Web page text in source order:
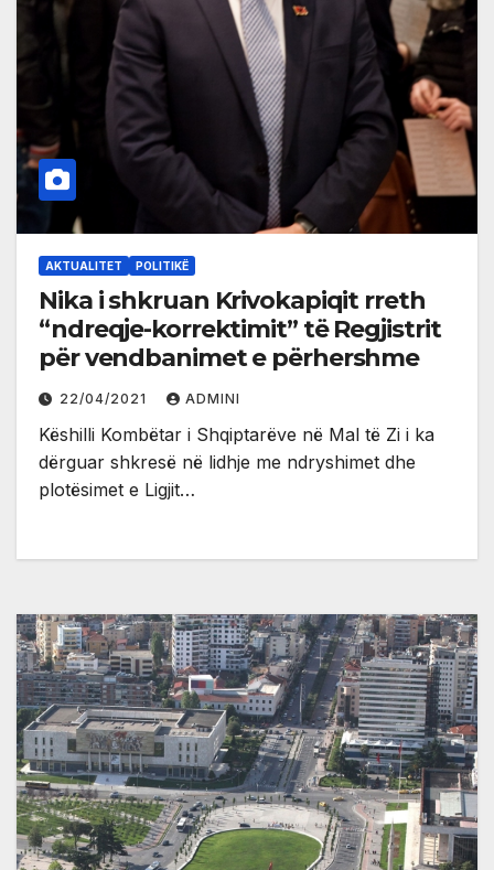
AKTUALITET POLITIKË
Nika i shkruan Krivokapiqit rreth
“ndreqje-korrektimit” të Regjistrit
për vendbanimet e përhershme
22/04/2021 ADMINI
Këshilli Kombëtar i Shqiptarëve në Mal të Zi i ka
dërguar shkresë në lidhje me ndryshimet dhe
plotësimet e Ligjit…